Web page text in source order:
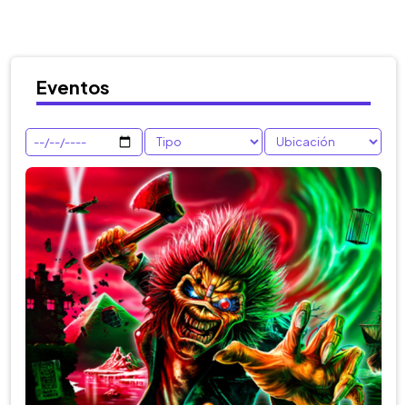
Eventos